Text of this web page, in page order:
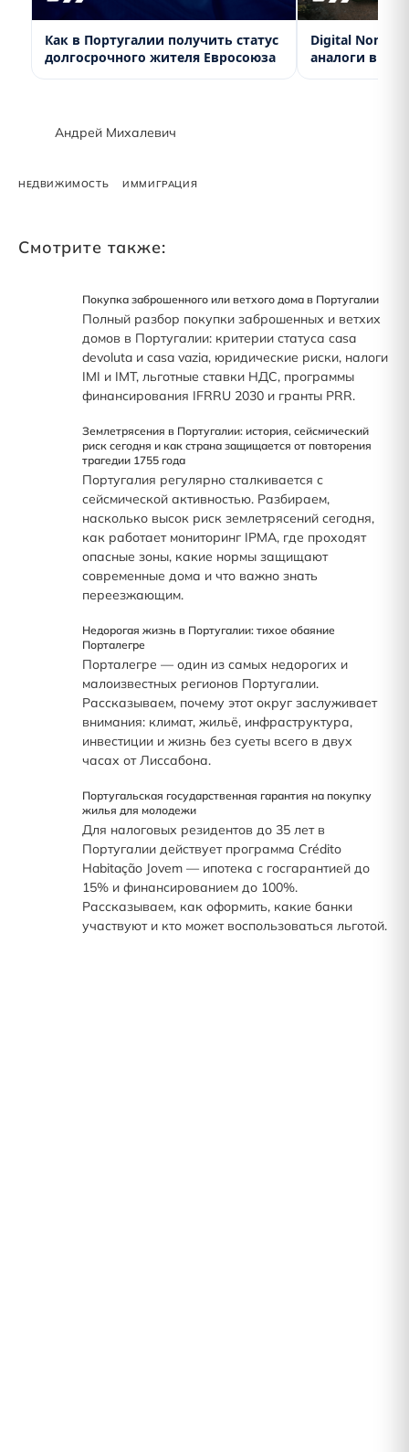
Как в Португалии получить статус
долгосрочного жителя Евросоюза
Digital Nomad
аналоги в
Андрей Михалевич
НЕДВИЖИМОСТЬ ИММИГРАЦИЯ
Смотрите также:
Покупка заброшенного или ветхого дома в Португалии
Полный разбор покупки заброшенных и ветхих
домов в Португалии: критерии статуса casa
devoluta и casa vazia, юридические риски, налоги
IMI и IMT, льготные ставки НДС, программы
финансирования IFRRU 2030 и гранты PRR.
Землетрясения в Португалии: история, сейсмический
риск сегодня и как страна защищается от повторения
трагедии 1755 года
Португалия регулярно сталкивается с
сейсмической активностью. Разбираем,
насколько высок риск землетрясений сегодня,
как работает мониторинг IPMA, где проходят
опасные зоны, какие нормы защищают
современные дома и что важно знать
переезжающим.
Недорогая жизнь в Португалии: тихое обаяние
Порталегре
Порталегре — один из самых недорогих и
малоизвестных регионов Португалии.
Рассказываем, почему этот округ заслуживает
внимания: климат, жильё, инфраструктура,
инвестиции и жизнь без суеты всего в двух
часах от Лиссабона.
Португальская государственная гарантия на покупку
жилья для молодежи
Для налоговых резидентов до 35 лет в
Португалии действует программа Crédito
Habitação Jovem — ипотека с госгарантией до
15% и финансированием до 100%.
Рассказываем, как оформить, какие банки
участвуют и кто может воспользоваться льготой.